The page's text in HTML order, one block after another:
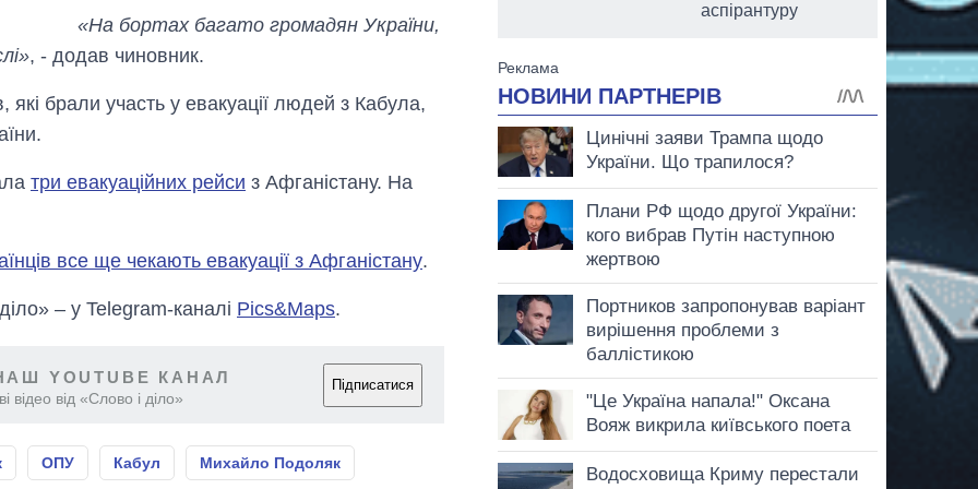
«На бортах багато громадян України,
, - додав чиновник.
брали участь у евакуації людей з Кабула,
три евакуаційних рейси з Афганістану. На
все ще чекають евакуації з Афганістану.
– у Telegram-каналі Pics&Maps.
YOUTUBE КАНАЛ
відео від «Слово і діло»
Підписатися
ОПУ Кабул Михайло Подоляк
аспірантуру